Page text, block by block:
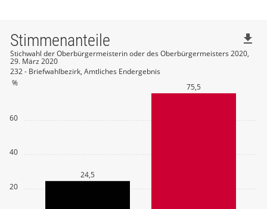
20
40
60
%
24,5
75,5
Stimmenanteile
Stichwahl der Oberbürgermeisterin oder des Oberbürgermeisters 2020,
29. März 2020
232 - Briefwahlbezirk, Amtliches Endergebnis
file_download